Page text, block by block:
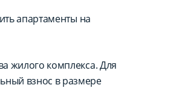
апартаменты на
жилого комплекса. Для
взнос в размере